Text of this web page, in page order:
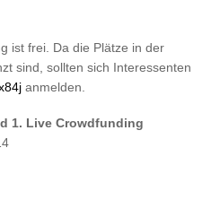
ist frei. Da die Plätze in der
sind, sollten sich Interessenten
anmelden.
1. Live Crowdfunding